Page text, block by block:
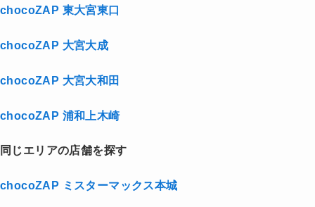
chocoZAP 東大宮東口
chocoZAP 大宮大成
chocoZAP 大宮大和田
chocoZAP 浦和上木崎
同じエリアの店舗を探す
chocoZAP ミスターマックス本城